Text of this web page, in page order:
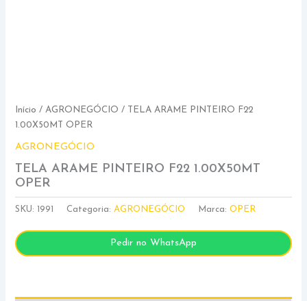
Início /AGRONEGÓCIO / TELA ARAME PINTEIRO F22
1.00X50MT OPER
AGRONEGÓCIO
TELA ARAME PINTEIRO F22 1.00X50MT
OPER
SKU: 1991 Categoria:AGRONEGÓCIO Marca:OPER
Pedir no WhatsApp